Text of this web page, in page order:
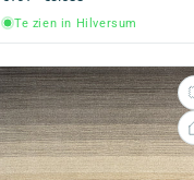
prijsTe zien in Hilversum